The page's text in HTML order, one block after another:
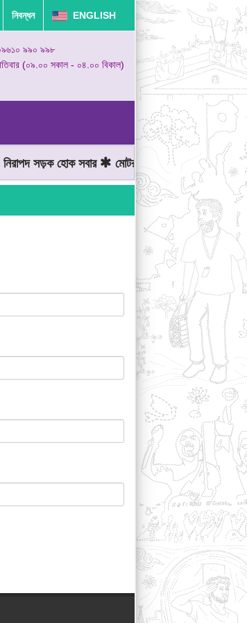
নিবন্ধন ENGLISH
৯৯০ ৯৯৮
(০৯.০০ সকাল - ০৪.০০ বিকাল)
সড়ক হোক সবার মোটরযান চালানোর সময় গতিসীমা